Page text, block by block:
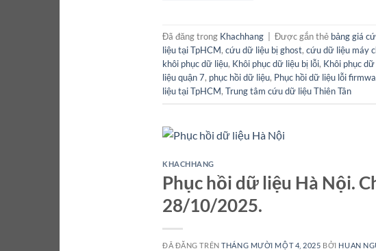
Đã đăng trong Khachhang Được gắn thẻ bảng giá
liệu tại TpHCM, cứu dữ liệu bị ghost, cứu dữ liệu máy
khôi phục dữ liệu, Khôi phục dữ liệu bị lỗi, Khôi phục
liệu quận 7, phục hồi dữ liệu, Phục hồi dữ liệu lỗi
liệu tại TpHCM, Trung tâm cứu dữ liệu Thiên Tân
KHACHHANG
Phục hồi dữ liệu Hà Nội.
28/10/2025.
ĐÃ ĐĂNG TRÊNTHÁNG MƯỜI MỘT 4, 2025 BỞI HUAN